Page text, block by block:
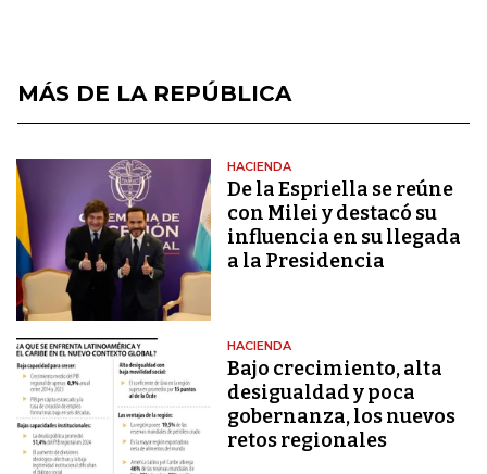
MÁS DE LA REPÚBLICA
HACIENDA
De la Espriella se reúne
con Milei y destacó su
influencia en su llegada
a la Presidencia
HACIENDA
Bajo crecimiento, alta
desigualdad y poca
gobernanza, los nuevos
retos regionales